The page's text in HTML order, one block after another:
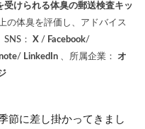
受けられる体臭の郵送検査キッ
の体臭を評価し、アドバイス
： X / Facebook/
/ LinkedIn 、所属企業： オ
節に差し掛かってきまし